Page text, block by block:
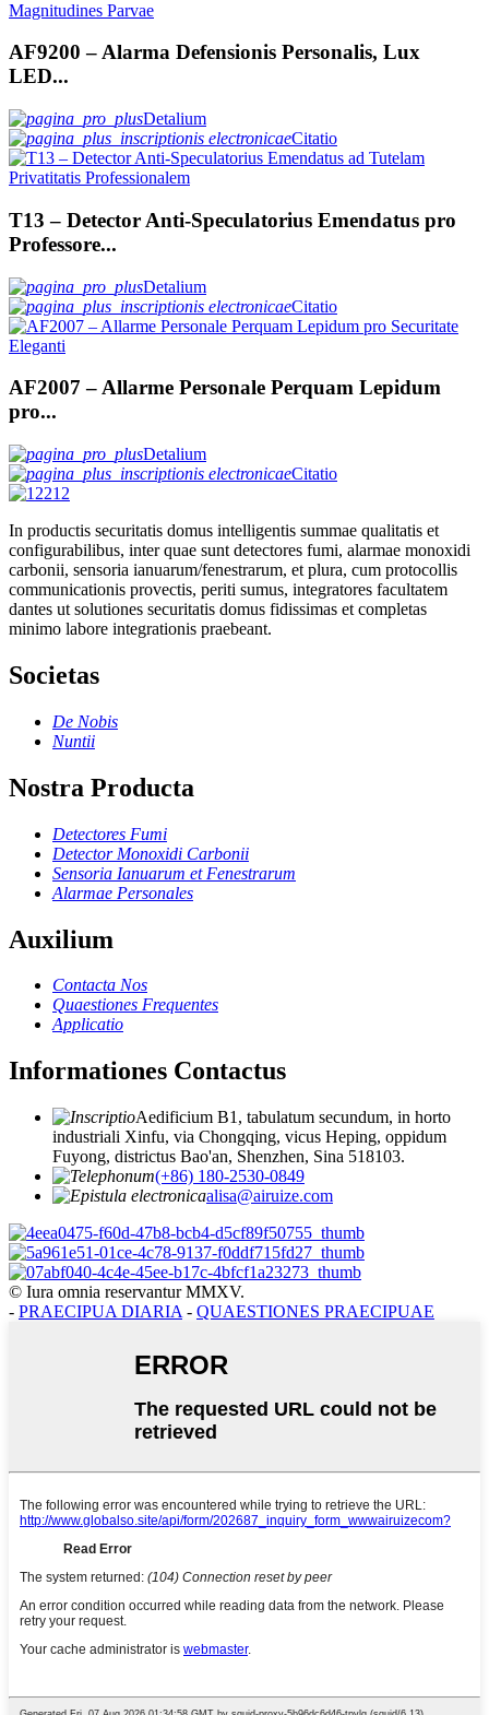
AF9200 – Alarma Defensionis Personalis, Lux
LED...
Detalium
Citatio
T13 – Detector Anti-Speculatorius Emendatus pro
Professore...
Detalium
Citatio
AF2007 – Allarme Personale Perquam Lepidum
pro...
Detalium
Citatio
In productis securitatis domus intelligentis summae qualitatis et
configurabilibus, inter quae sunt detectores fumi, alarmae ​​monoxidi
carbonii, sensoria ianuarum/fenestrarum, et plura, cum protocollis
communicationis provectis, periti sumus, integratores facultatem
dantes ut solutiones securitatis domus fidissimas et completas
minimo labore integrationis praebeant.
Societas
De Nobis
Nuntii
Nostra Producta
Detectores Fumi
Detector Monoxidi Carbonii
Sensoria Ianuarum et Fenestrarum
Alarmae ​​Personales
Auxilium
Contacta Nos
Quaestiones Frequentes
Applicatio
Informationes Contactus
Aedificium B1, tabulatum secundum, in horto
industriali Xinfu, via Chongqing, vicus Heping, oppidum
Fuyong, districtus Bao'an, Shenzhen, Sina 518103.
(+86) 180-2530-0849
alisa@airuize.com
© Iura omnia reservantur MMXV.
- PRAECIPUA DIARIA - QUAESTIONES PRAECIPUAE